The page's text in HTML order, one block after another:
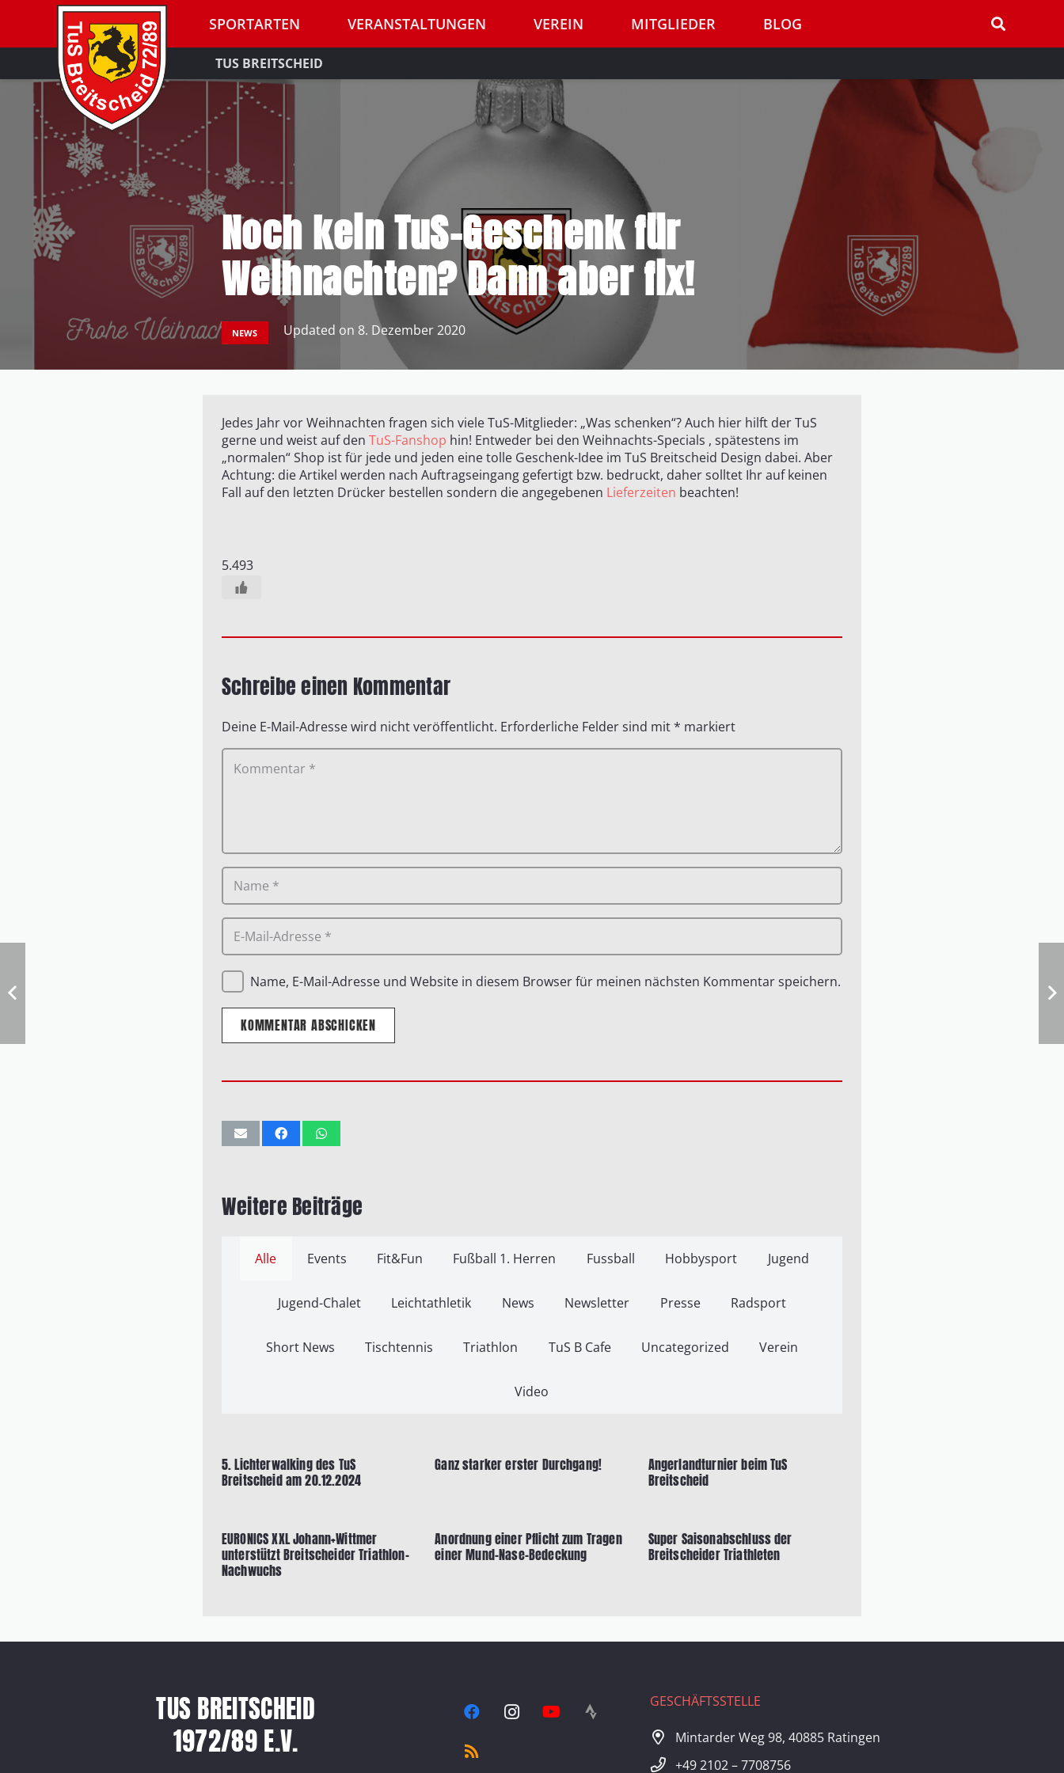
SPORTARTEN VERANSTALTUNGEN VEREIN MITGLIEDER BLOG
TUS BREITSCHEID
Noch kein TuS-Geschenk für
Weihnachten? Dann aber fix!
NEWS Updated on 8. Dezember 2020
Jedes Jahr vor Weihnachten fragen sich viele TuS-Mitglieder: „Was schenken“? Auch hier hilft der TuS
gerne und weist auf den TuS-Fanshop hin! Entweder bei den Weihnachts-Specials , spätestens im
„normalen“ Shop ist für jede und jeden eine tolle Geschenk-Idee im TuS Breitscheid Design dabei. Aber
Achtung: die Artikel werden nach Auftragseingang gefertigt bzw. bedruckt, daher solltet Ihr auf keinen
Fall auf den letzten Drücker bestellen sondern die angegebenen Lieferzeiten beachten!
5.493
Schreibe einen Kommentar
Deine E-Mail-Adresse wird nicht veröffentlicht. Erforderliche Felder sind mit* markiert
Name, E-Mail-Adresse und Website in diesem Browser für meinen nächsten Kommentar speichern.
KOMMENTAR ABSCHICKEN
Weitere Beiträge
Alle Events Fit&Fun Fußball 1. Herren Fussball Hobbysport Jugend
Jugend-Chalet Leichtathletik News Newsletter Presse Radsport
Short News Tischtennis Triathlon TuS B Cafe Uncategorized Verein
Video
5. Lichterwalking des TuS
Breitscheid am 20.12.2024
Ganz starker erster Durchgang!
Angerlandturnier beim TuS
Breitscheid
EURONICS XXL Johann+Wittmer
unterstützt Breitscheider Triathlon-
Nachwuchs
Anordnung einer Pflicht zum Tragen
einer Mund-Nase-Bedeckung
Super Saisonabschluss der
Breitscheider Triathleten
TUS BREITSCHEID
1972/89 E.V.
GESCHÄFTSSTELLE
Mintarder Weg 98, 40885 Ratingen
+49 2102 – 7708756